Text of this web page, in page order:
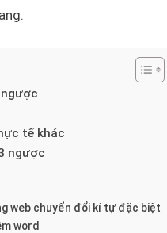
tế khác
ngược
web chuyển đổi kí tự đặc biệt
word